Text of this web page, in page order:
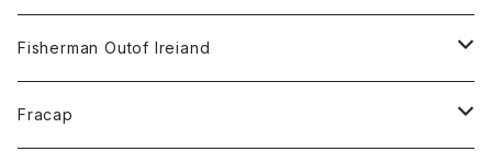
ジャケット
帽子
Fisherman Outof Ireiand
ニット
Fracap